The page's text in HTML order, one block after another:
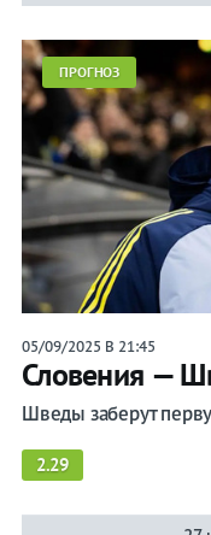
ПРОГНОЗ
05/09/2025 В 21:45
Словения —
Шведы заберут
2.29